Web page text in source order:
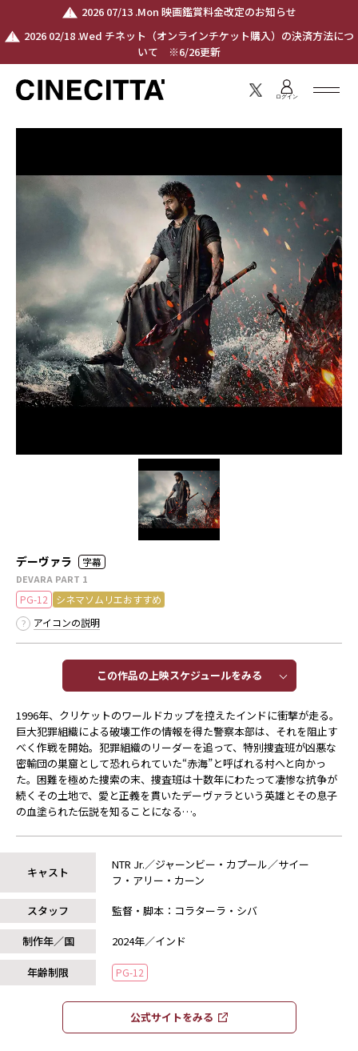
2026 07/13 .Mon 映画鑑賞料金改定のお知らせ
2026 02/18 .Wed チネット（オンラインチケット購入）の決済方法につ
いて ※6/26更新
ログイン
デーヴァラ 字幕
DEVARA PART 1
PG-12
シネマソムリエおすすめ
アイコンの説明
この作品の上映スケジュールをみる​​
1996年、クリケットのワールドカップを控えたインドに衝撃が走る。
巨大犯罪組織による破壊工作の情報を得た警察本部は、それを阻止す
べく作戦を開始。犯罪組織のリーダーを追って、特別捜査班が凶悪な
密輸団の巣窟として恐れられていた“赤海”と呼ばれる村へと向かっ
た。困難を極めた捜索の末、捜査班は十数年にわたって凄惨な抗争が
続くその土地で、愛と正義を貫いたデーヴァラという英雄とその息子
の血塗られた伝説を知ることになる…。
キャスト
NTR Jr.／ジャーンビー・カプール／サイー
フ・アリー・カーン
スタッフ
監督・脚本：コラターラ・シバ
制作年／国
2024年／インド
年齢制限 PG-12
公式サイトをみる​​